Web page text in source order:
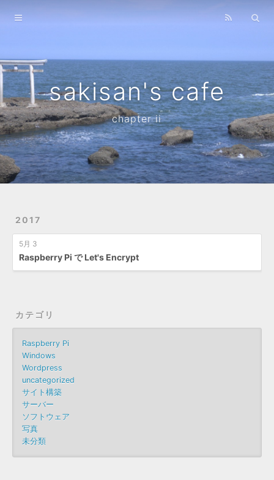
sakisan's cafe
chapter ii
2017
5月 3
Raspberry Pi で Let's Encrypt
カテゴリ
Raspberry Pi
Windows
Wordpress
uncategorized
サイト構築
サーバー
ソフトウェア
写真
未分類
Home